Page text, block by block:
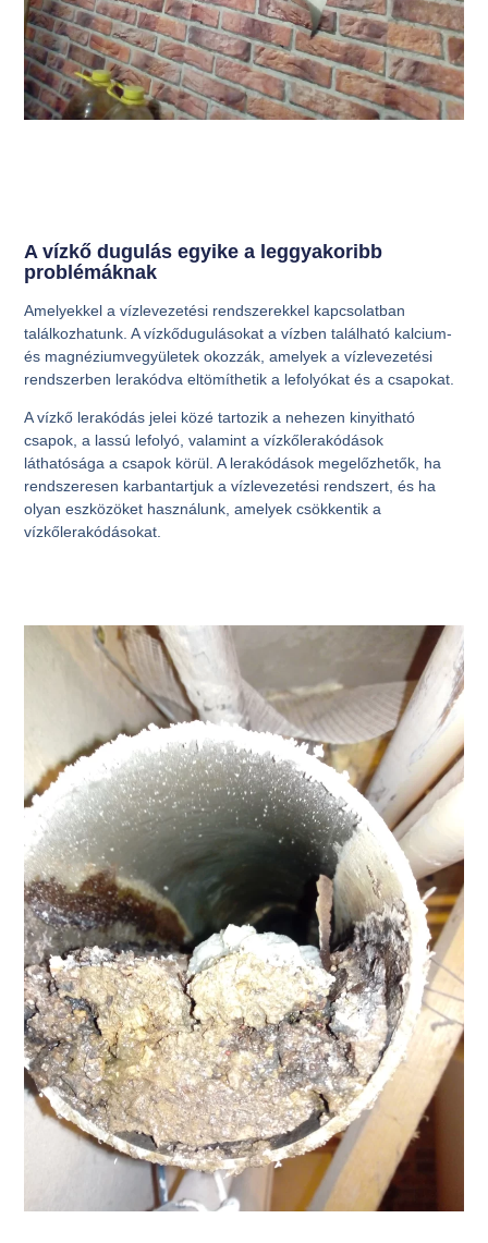
A vízkő dugulás egyike a leggyakoribb
problémáknak
Amelyekkel a vízlevezetési rendszerekkel kapcsolatban
találkozhatunk. A vízkődugulásokat a vízben található kalcium-
és magnéziumvegyületek okozzák, amelyek a vízlevezetési
rendszerben lerakódva eltömíthetik a lefolyókat és a csapokat.
A vízkő lerakódás jelei közé tartozik a nehezen kinyitható
csapok, a lassú lefolyó, valamint a vízkőlerakódások
láthatósága a csapok körül. A lerakódások megelőzhetők, ha
rendszeresen karbantartjuk a vízlevezetési rendszert, és ha
olyan eszközöket használunk, amelyek csökkentik a
vízkőlerakódásokat.